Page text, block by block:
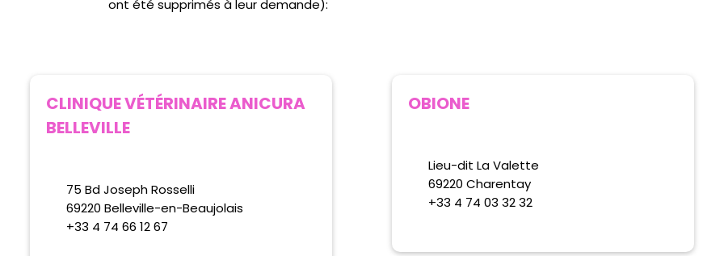
ont été supprimés à leur demande):
CLINIQUE VÉTÉRINAIRE ANICURA
BELLEVILLE
75 Bd Joseph Rosselli
69220 Belleville-en-Beaujolais
+33 4 74 66 12 67
OBIONE
Lieu-dit La Valette
69220 Charentay
+33 4 74 03 32 32